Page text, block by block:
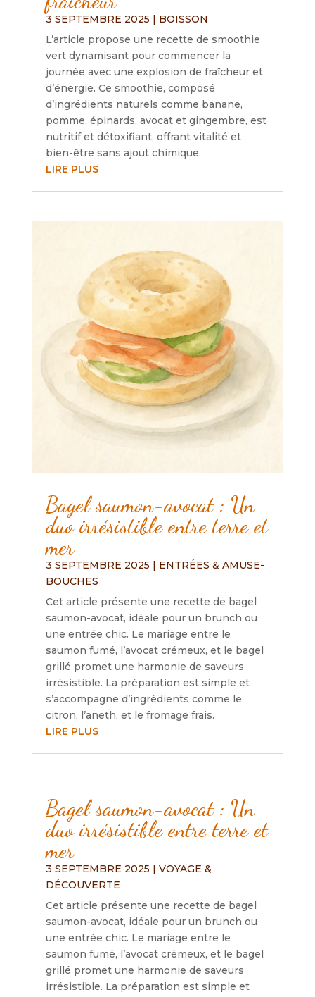
3 SEPTEMBRE 2025 | BOISSON
L’article propose une recette de smoothie
vert dynamisant pour commencer la
journée avec une explosion de fraîcheur et
d’énergie. Ce smoothie, composé
d’ingrédients naturels comme banane,
pomme, épinards, avocat et gingembre, est
nutritif et détoxifiant, offrant vitalité et
bien-être sans ajout chimique.
LIRE PLUS
Bagel saumon-avocat : Un
duo irrésistible entre terre et
mer
3 SEPTEMBRE 2025
ENTRÉES & AMUSE-
BOUCHES
Cet article présente une recette de bagel
saumon-avocat, idéale pour un brunch ou
une entrée chic. Le mariage entre le
saumon fumé, l’avocat crémeux, et le bagel
grillé promet une harmonie de saveurs
irrésistible. La préparation est simple et
s’accompagne d’ingrédients comme le
citron, l’aneth, et le fromage frais.
LIRE PLUS
Bagel saumon-avocat : Un
duo irrésistible entre terre et
mer
3 SEPTEMBRE 2025 | VOYAGE &
DÉCOUVERTE
Cet article présente une recette de bagel
saumon-avocat, idéale pour un brunch ou
une entrée chic. Le mariage entre le
saumon fumé, l’avocat crémeux, et le bagel
grillé promet une harmonie de saveurs
irrésistible. La préparation est simple et